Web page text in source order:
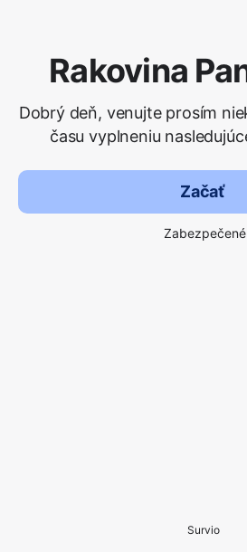
Rakovina
Dobrý deň, venujte prosím
času vyplneniu
Začať
Zabezpečené
Survio